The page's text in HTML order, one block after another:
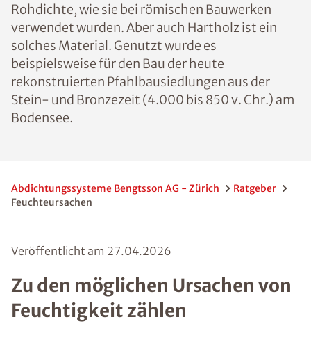
Rohdichte, wie sie bei römischen Bauwerken
verwendet wurden. Aber auch Hartholz ist ein
solches Material. Genutzt wurde es
beispielsweise für den Bau der heute
rekonstruierten Pfahlbausiedlungen aus der
Stein- und Bronzezeit (4.000 bis 850 v. Chr.) am
Bodensee.
Abdichtungssysteme Bengtsson AG - Zürich
Ratgeber
Feuchteursachen
Veröffentlicht am 27.04.2026
Zu den möglichen Ursachen von
Feuchtigkeit zählen